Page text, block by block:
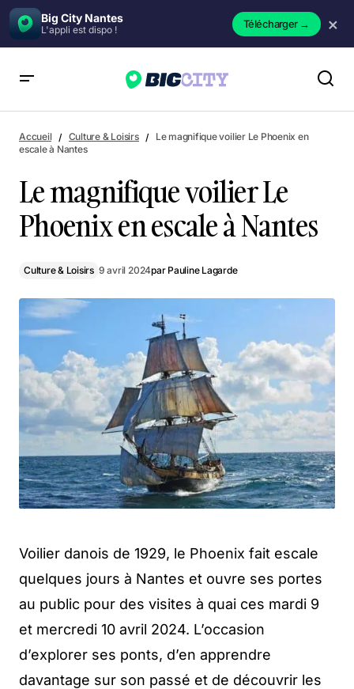
Big City Nantes
L'appli est dispo ! Télécharger→ ×
Accueil Culture & Loisirs
Le magnifique voilier Le Phoenix en
escale à Nantes
Le magnifique voilier Le
Phoenix en escale à Nantes
Culture & Loisirs 9 avril 2024par Pauline Lagarde
Voilier danois de 1929, le Phoenix fait escale
quelques jours à Nantes et ouvre ses portes
au public pour des visites à quai ces mardi 9
et mercredi 10 avril 2024. L’occasion
d’explorer ses ponts, d’en apprendre
davantage sur son passé et de découvrir les